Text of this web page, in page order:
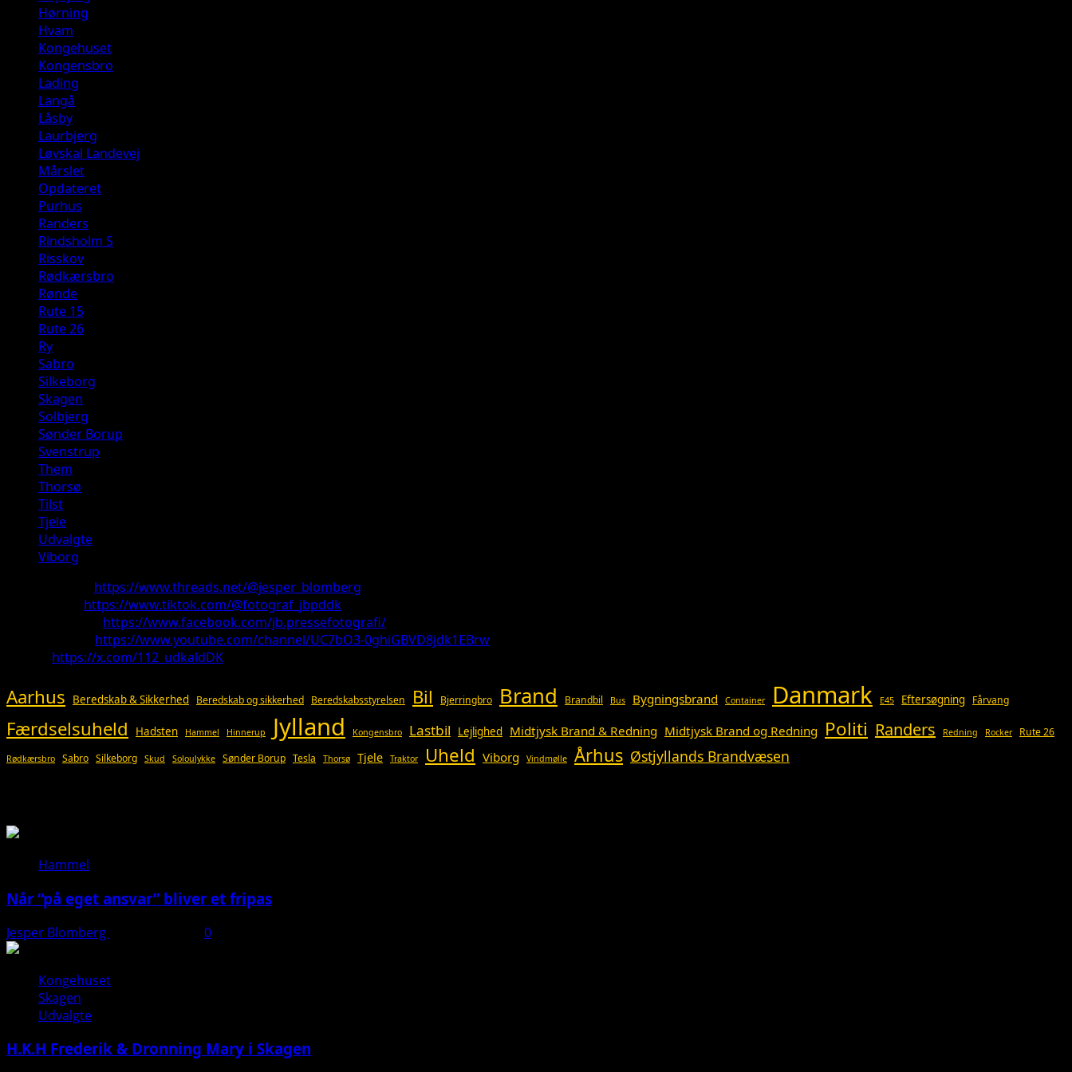
Hørning
Hvam
Kongehuset
Kongensbro
Lading
Langå
Låsby
Laurbjerg
Løvskal Landevej
Mårslet
Opdateret
Purhus
Randers
Rindsholm S
Risskov
Rødkærsbro
Rønde
Rute 15
Rute 26
Ry
Sabro
Silkeborg
Skagen
Solbjerg
Sønder Borup
Svenstrup
Them
Thorsø
Tilst
Tjele
Udvalgte
Viborg
https://www.threads.net/@jesper_blomberg
https://www.tiktok.com/@fotograf_jbpddk
https://www.facebook.com/jb.pressefotografi/
https://www.youtube.com/channel/UC7bO3-0ghiGBVD8jdk1EBrw
https://x.com/112_udkaldDK
Aarhus Beredskab & Sikkerhed Beredskab og sikkerhed Beredskabsstyrelsen Bil Bjerringbro Brand Brandbil Bus Bygningsbrand Container Danmark E45 Eftersøgning Fårvang
Færdselsuheld Hadsten Hammel Hinnerup Jylland Kongensbro Lastbil Lejlighed Midtjysk Brand & Redning Midtjysk Brand og Redning Politi Randers Redning Rocker Rute 26
Rødkærsbro Sabro Silkeborg Skud Soloulykke Sønder Borup Tesla Thorsø Tjele Traktor Uheld Viborg Vindmølle Århus Østjyllands Brandvæsen
Hammel
Når “på eget ansvar” bliver et fripas
Jesper Blomberg 0
Kongehuset
Skagen
Udvalgte
H.K.H Frederik & Dronning Mary i Skagen